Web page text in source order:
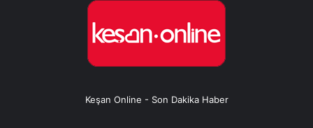
Keşan Online - Son Dakika Haber